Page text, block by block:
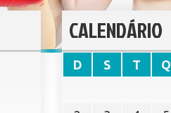
CALENDÁRIO
D S T Q